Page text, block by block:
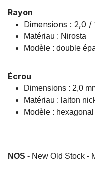
Rayon
Dimensions : 2,0
Matériau : Nirosta
Modèle : double
Écrou
Dimensions : 2,0
Matériau : laiton
Modèle :
NOS - New Old Stock -